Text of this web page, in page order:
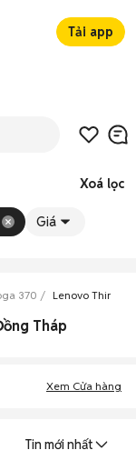
Tải app
Xoá lọc
Giá
370 Lenovo
Tháp
Xem Cửa hàng
Tin mới nhất